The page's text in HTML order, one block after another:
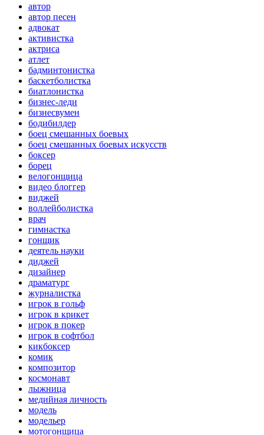
автор
автор песен
адвокат
активистка
актриса
атлет
бадминтонистка
баскетболистка
биатлонистка
бизнес-леди
бизнесвумен
бодибилдер
боец смешанных боевых
боец смешанных боевых искусств
боксер
борец
велогонщица
видео блоггер
виджей
воллейболистка
врач
гимнастка
гонщик
деятель науки
диджей
дизайнер
драматург
журналистка
игрок в гольф
игрок в крикет
игрок в покер
игрок в софтбол
кикбоксер
комик
композитор
космонавт
лыжница
медийная личность
модель
модельер
мотогонщица